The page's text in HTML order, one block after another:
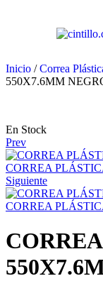
Inicio /Correa
550X7.6MM
En Stock
Prev
CORREA
Siguiente
CORREA